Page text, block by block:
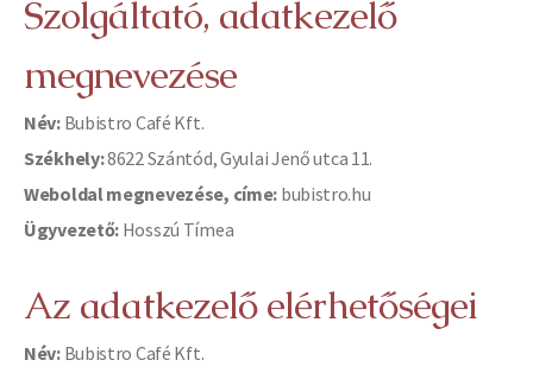
Szolgáltató, adatkezelő
megnevezése
Név:Bubistro Café Kft.
Székhely:8622 Szántód, Gyulai Jenő utca 11.
Weboldal megnevezése, címe: bubistro.hu
Ügyvezető: Hosszú Tímea
Az adatkezelő elérhetőségei
Név:Bubistro Café Kft.